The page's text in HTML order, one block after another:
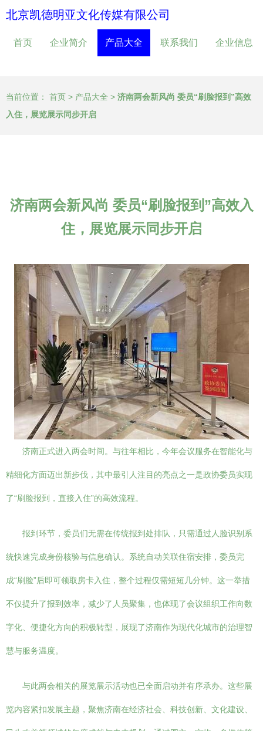
北京凯德明亚文化传媒有限公司
首页 企业简介 产品大全 联系我们 企业信息
当前位置： 首页 > 产品大全 > 济南两会新风尚 委员“刷脸报到”高效
入住，展览展示同步开启
济南两会新风尚 委员“刷脸报到”高效入
住，展览展示同步开启
济南正式进入两会时间。与往年相比，今年会议服务在智能化与
精细化方面迈出新步伐，其中最引人注目的亮点之一是政协委员实现
了“刷脸报到，直接入住”的高效流程。
报到环节，委员们无需在传统报到处排队，只需通过人脸识别系
统快速完成身份核验与信息确认。系统自动关联住宿安排，委员完
成“刷脸”后即可领取房卡入住，整个过程仅需短短几分钟。这一举措
不仅提升了报到效率，减少了人员聚集，也体现了会议组织工作向数
字化、便捷化方向的积极转型，展现了济南作为现代化城市的治理智
慧与服务温度。
与此两会相关的展览展示活动也已全面启动并有序承办。这些展
览内容紧扣发展主题，聚焦济南在经济社会、科技创新、文化建设、